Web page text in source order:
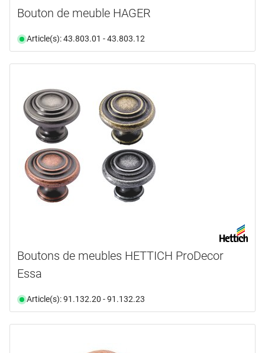
Bouton de meuble HAGER
Article(s): 43.803.01 - 43.803.12
Boutons de meubles HETTICH ProDecor
Essa
Article(s): 91.132.20 - 91.132.23